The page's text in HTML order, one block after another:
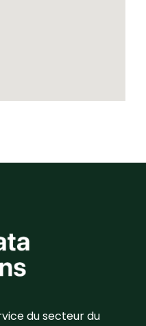
du secteur du